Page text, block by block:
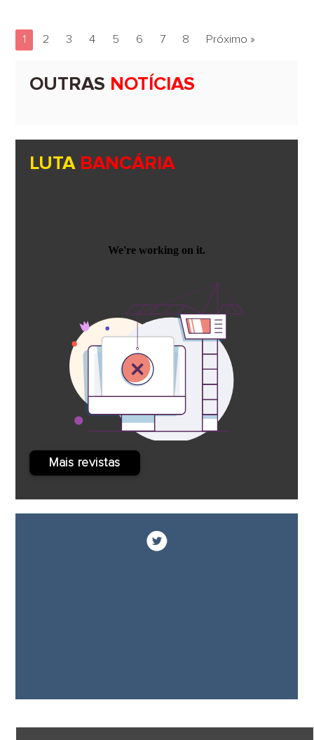
1 2 3 4 5 6 7 8 Próximo »
OUTRAS NOTÍCIAS
LUTA BANCÁRIA
Mais revistas